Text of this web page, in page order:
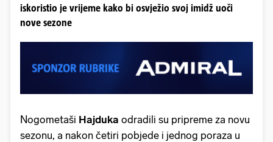
iskoristio je vrijeme kako bi osvježio svoj imidž uoči
nove sezone
Nogometaši Hajduka odradili su pripreme za novu
sezonu, a nakon četiri pobjede i jednog poraza u